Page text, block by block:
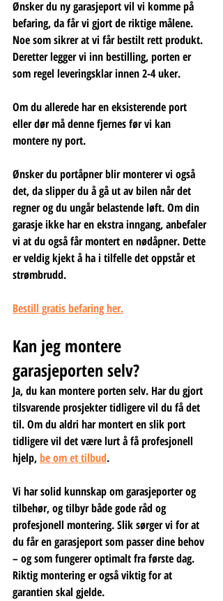
Ønsker du ny garasjeport vil vi komme på
befaring, da får vi gjort de riktige målene.
Noe som sikrer at vi får bestilt rett produkt.
Deretter legger vi inn bestilling, porten er
som regel leveringsklar innen 2-4 uker.
Om du allerede har en eksisterende port
eller dør må denne fjernes før vi kan
montere ny port.
Ønsker du portåpner blir monterer vi også
det, da slipper du å gå ut av bilen når det
regner og du ungår belastende løft. Om din
garasje ikke har en ekstra inngang, anbefaler
vi at du også får montert en nødåpner. Dette
er veldig kjekt å ha i tilfelle det oppstår et
strømbrudd.
Bestill gratis befaring her.
Kan jeg montere
garasjeporten selv?
Ja, du kan montere porten selv. Har du gjort
tilsvarende prosjekter tidligere vil du få det
til. Om du aldri har montert en slik port
tidligere vil det være lurt å få profesjonell
hjelp, be om et tilbud.
Vi har solid kunnskap om garasjeporter og
tilbehør, og tilbyr både gode råd og
profesjonell montering. Slik sørger vi for at
du får en garasjeport som passer dine behov
– og som fungerer optimalt fra første dag.
Riktig montering er også viktig for at
garantien skal gjelde.